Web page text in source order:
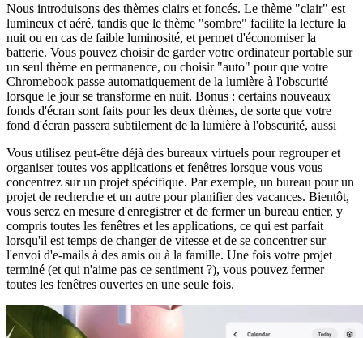
Nous introduisons des thèmes clairs et foncés. Le thème "clair" est
lumineux et aéré, tandis que le thème "sombre" facilite la lecture la
nuit ou en cas de faible luminosité, et permet d'économiser la
batterie. Vous pouvez choisir de garder votre ordinateur portable sur
un seul thème en permanence, ou choisir "auto" pour que votre
Chromebook passe automatiquement de la lumière à l'obscurité
lorsque le jour se transforme en nuit. Bonus : certains nouveaux
fonds d'écran sont faits pour les deux thèmes, de sorte que votre
fond d'écran passera subtilement de la lumière à l'obscurité, aussi
Vous utilisez peut-être déjà des bureaux virtuels pour regrouper et
organiser toutes vos applications et fenêtres lorsque vous vous
concentrez sur un projet spécifique. Par exemple, un bureau pour un
projet de recherche et un autre pour planifier des vacances. Bientôt,
vous serez en mesure d'enregistrer et de fermer un bureau entier, y
compris toutes les fenêtres et les applications, ce qui est parfait
lorsqu'il est temps de changer de vitesse et de se concentrer sur
l'envoi d'e-mails à des amis ou à la famille. Une fois votre projet
terminé (et qui n'aime pas ce sentiment ?), vous pouvez fermer
toutes les fenêtres ouvertes en une seule fois.